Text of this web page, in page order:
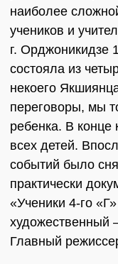
наиболее
учеников и
г. Орджоникидзе
состояла из
некоего
переговоры, мы
ребенка. В конце
всех детей.
событий было
практически
«Ученики 4-го
художественный
Главный